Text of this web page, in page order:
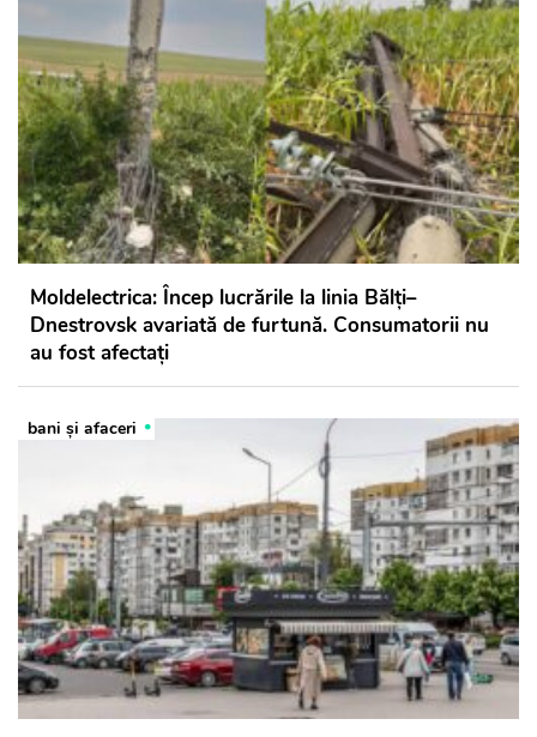
Moldelectrica: Încep lucrările la linia Bălți–
Dnestrovsk avariată de furtună. Consumatorii nu
au fost afectați
bani și afaceri